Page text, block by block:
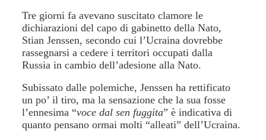
Tre giorni fa avevano suscitato clamore le
dichiarazioni del capo di gabinetto della Nato,
Stian Jenssen, secondo cui l’Ucraina dovrebbe
rassegnarsi a cedere i territori occupati dalla
Russia in cambio dell’adesione alla Nato.
Subissato dalle polemiche, Jenssen ha rettificato
un po’ il tiro, ma la sensazione che la sua fosse
l’ennesima “voce dal sen fuggita” è indicativa di
quanto pensano ormai molti “alleati” dell’Ucraina.